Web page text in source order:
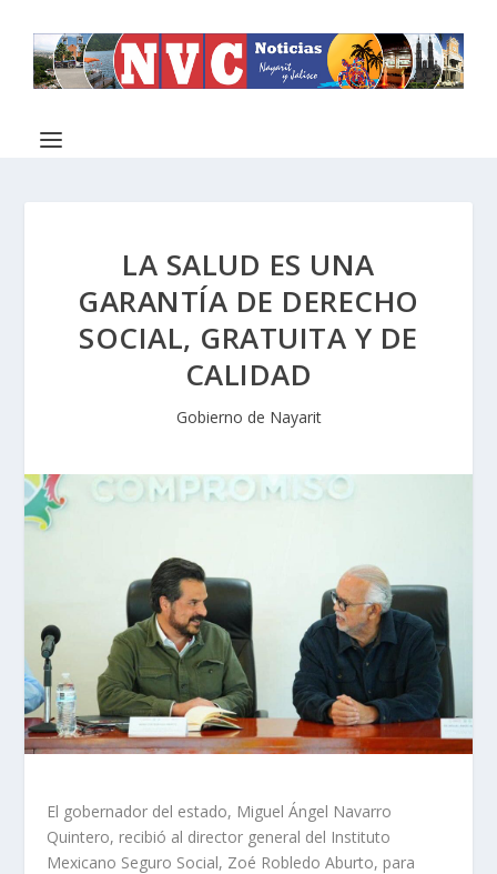
LA SALUD ES UNA
GARANTÍA DE DERECHO
SOCIAL, GRATUITA Y DE
CALIDAD
Gobierno de Nayarit
El gobernador del estado, Miguel Ángel Navarro
Quintero, recibió al director general del Instituto
Mexicano Seguro Social, Zoé Robledo Aburto, para